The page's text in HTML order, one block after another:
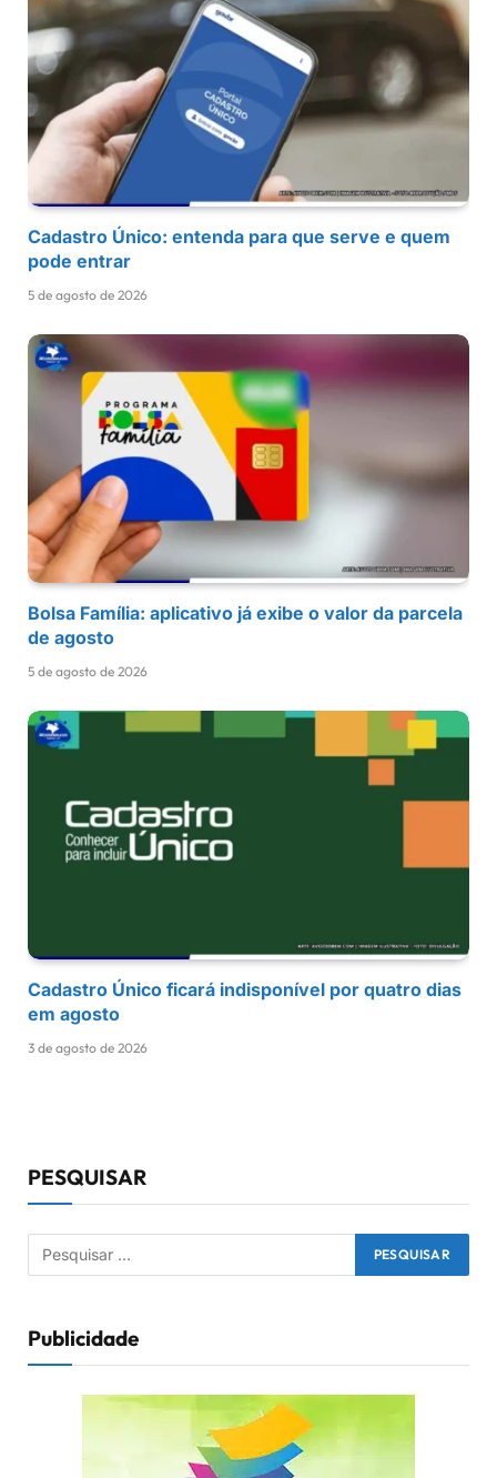
Cadastro Único: entenda para que serve e quem
pode entrar
5 de agosto de 2026
Bolsa Família: aplicativo já exibe o valor da parcela
de agosto
5 de agosto de 2026
Cadastro Único ficará indisponível por quatro dias
em agosto
3 de agosto de 2026
PESQUISAR
Publicidade